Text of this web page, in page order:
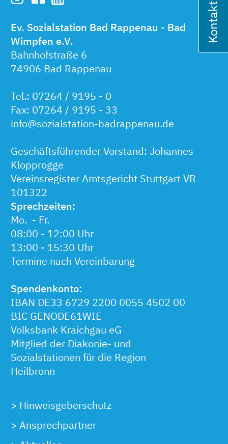
Ev. Sozialstation Bad Rappenau - Bad
Wimpfen e.V.
Bahnhofstraße 6
74906 Bad Rappenau
Tel.: 07264 / 9195 - 0
Fax: 07264 / 9195 - 33
info@sozialstation-badrappenau.de
Geschäftsführender Vorstand: Johannes
Klopprogge
Vereinsregister Amtsgericht Stuttgart VR
101322
Sprechzeiten:
Mo. - Fr.
08:00 - 12:00 Uhr
13:00 - 15:30 Uhr
Termine nach Vereinbarung
Spendenkonto:
IBAN DE33 6729 2200 0055 4502 00
BIC GENODE61WIE
Volksbank Kraichgau eG
Mitglied der Diakonie- und
Sozialstationen für die Region
Heilbronn
> Hinweisgeberschutz
> Ansprechpartner
Kontakt